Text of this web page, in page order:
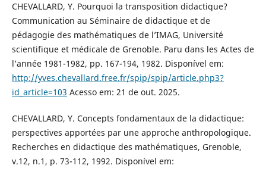
CHEVALLARD, Y. Pourquoi la transposition didactique?
Communication au Séminaire de didactique et de
pédagogie des mathématiques de l’IMAG, Université
scientifique et médicale de Grenoble. Paru dans les Actes de
l’année 1981-1982, pp. 167-194, 1982. Disponível em:
http://yves.chevallard.free.fr/spip/spip/article.php3?
id_article=103 Acesso em: 21 de out. 2025.
CHEVALLARD, Y. Concepts fondamentaux de la didactique:
perspectives apportées par une approche anthropologique.
Recherches en didactique des mathématiques, Grenoble,
v.12, n.1, p. 73-112, 1992. Disponível em: